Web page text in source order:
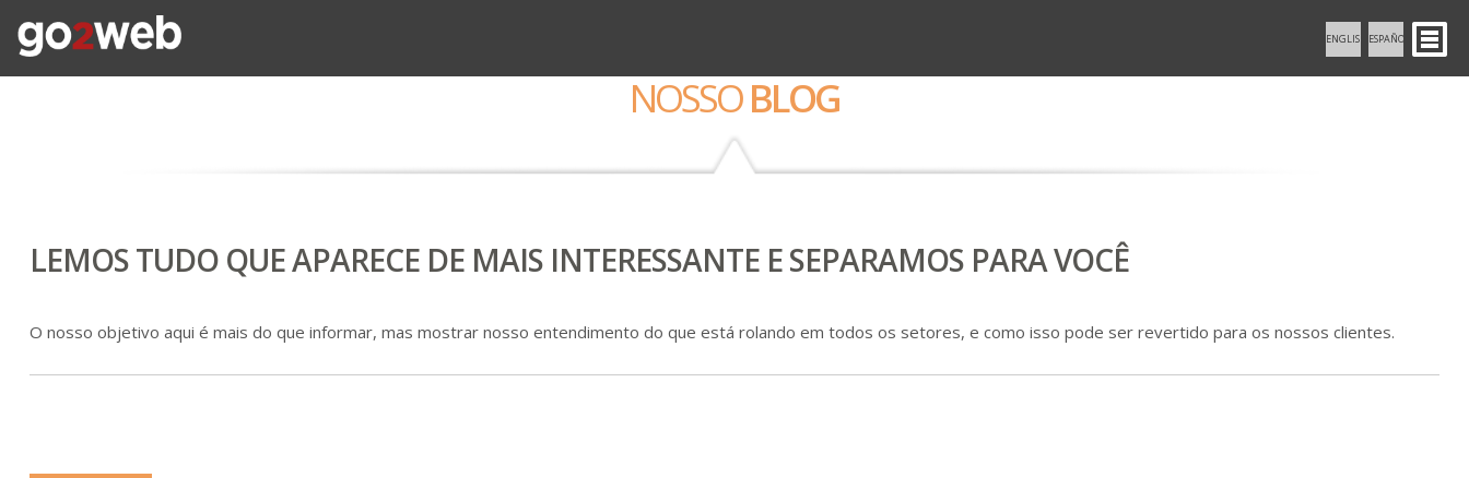
ENGLISH ESPAÑOL
NOSSOBLOG
LEMOS TUDO QUE APARECE DE MAIS INTERESSANTE E SEPARAMOS PARA VOCÊ
O nosso objetivo aqui é mais do que informar, mas mostrar nosso entendimento do que está rolando em todos os setores, e como isso pode ser revertido para os nossos clientes.